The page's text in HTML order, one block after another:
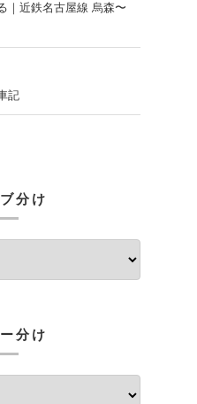
｜近鉄名古屋線 烏森〜
記
分け
分け